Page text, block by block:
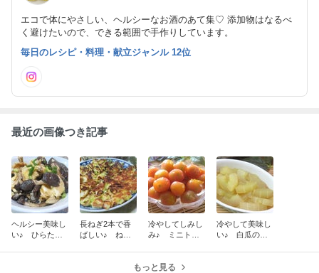
エコで体にやさしい、ヘルシーなお酒のあて集♡ 添加物はなるべ
く避けたいので、できる範囲で手作りしています。
毎日のレシピ・料理・献立ジャンル 12位
最近の画像つき記事
ヘルシー美味し
い♪ ひらたけ
長ねぎ2本で香
ばしい♪ ねぎ
冷やしてしみし
み♪ ミニトマ
冷やして美味し
い♪ 白瓜のめ
もっと見る